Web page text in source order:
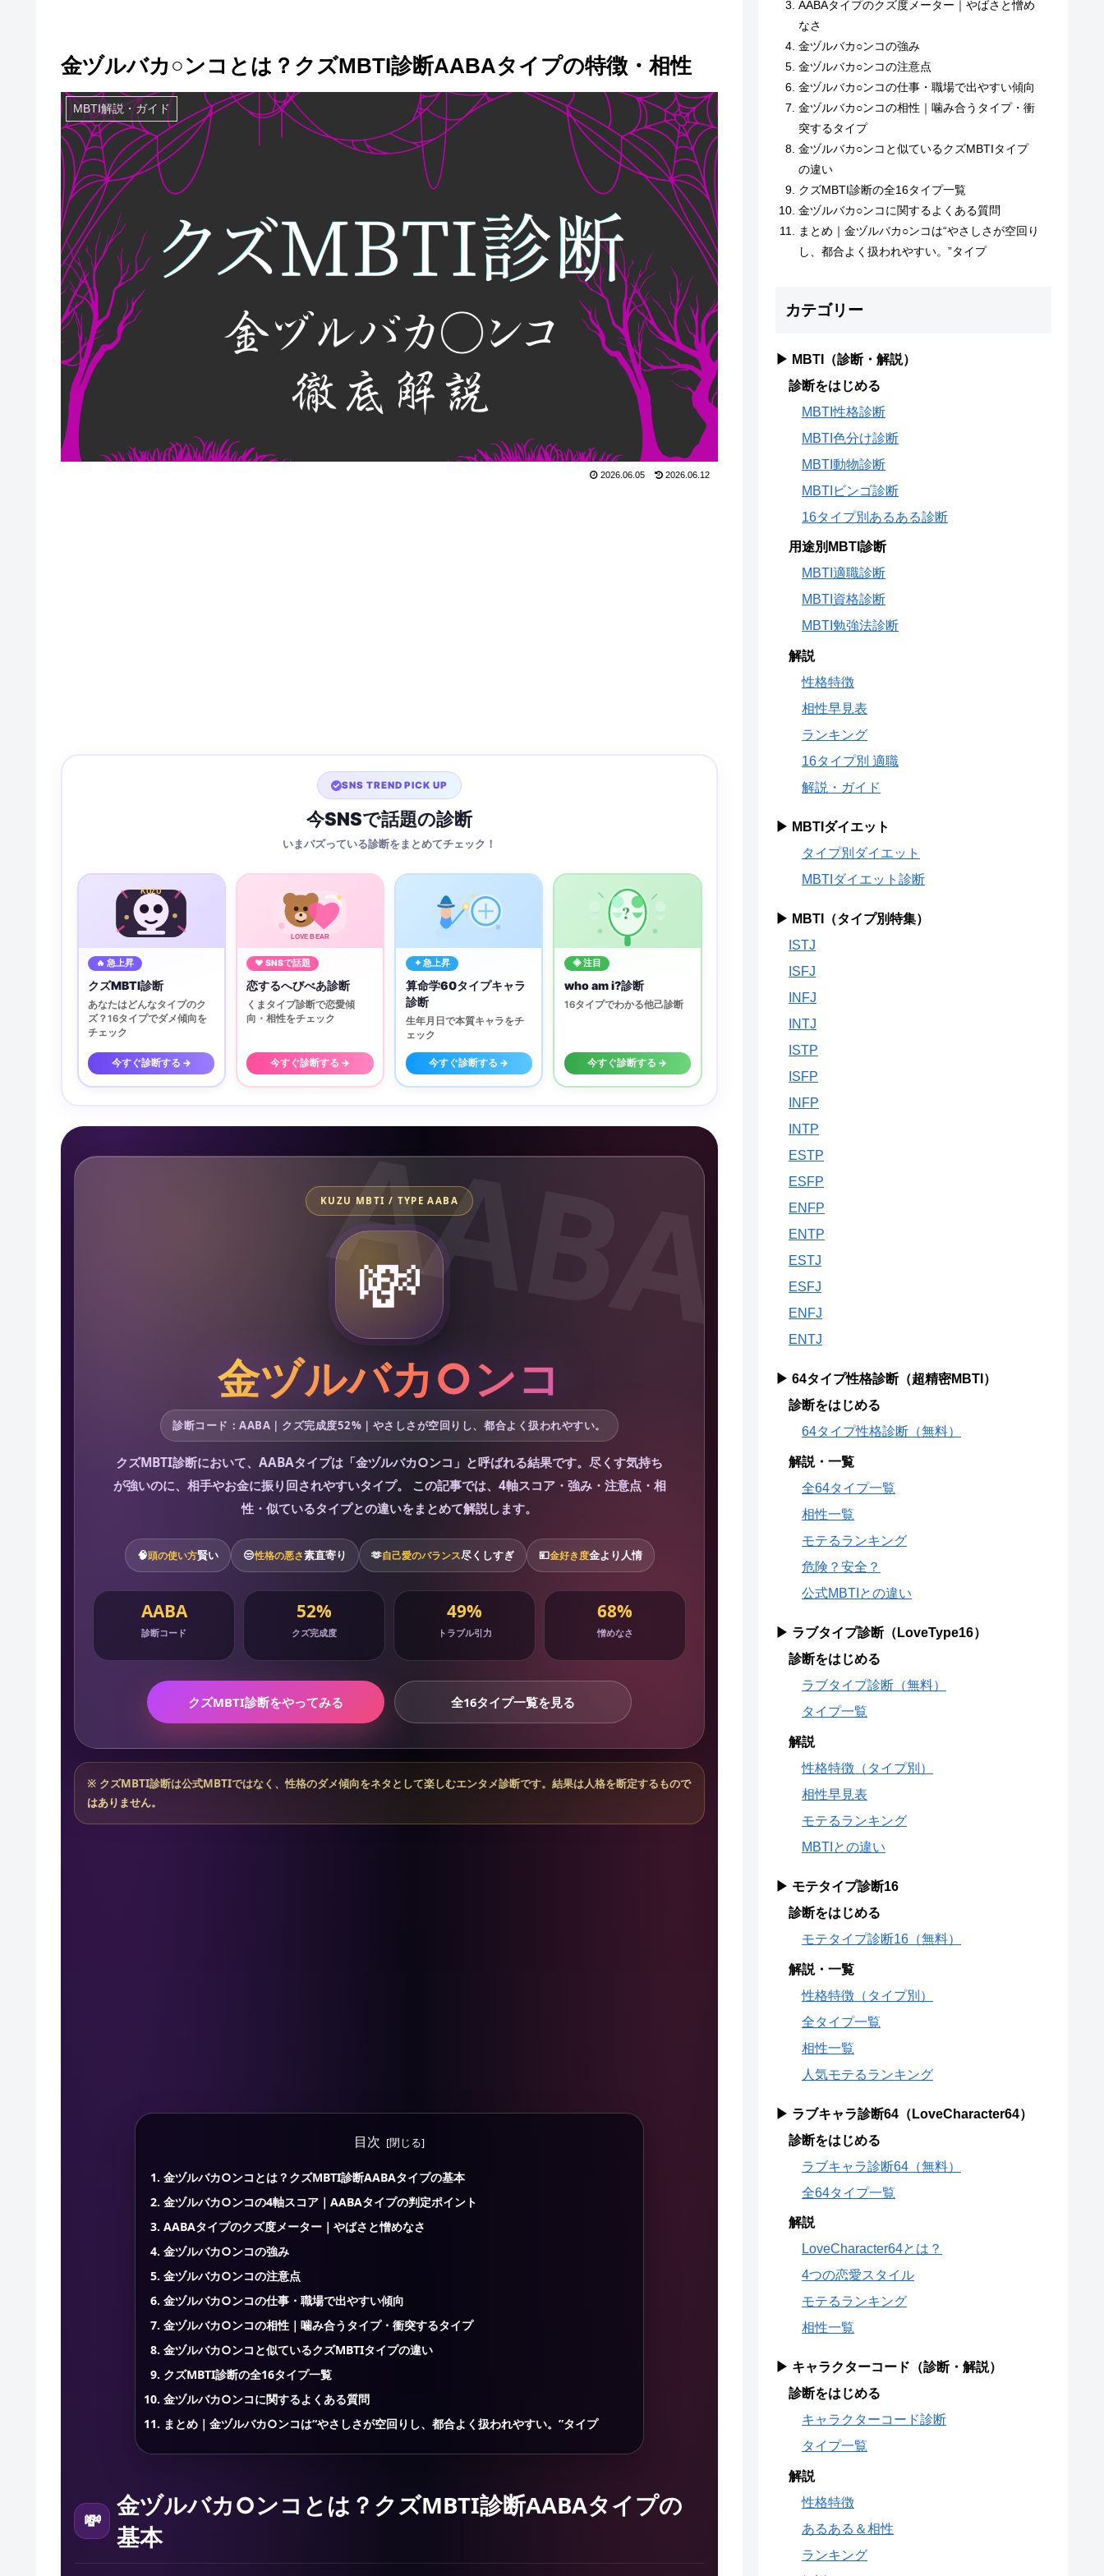
金ヅルバカ○ンコとは？クズMBTI診断AABAタイプの特徴・相性
MBTI解説・ガイド
2026.06.05 2026.06.12
SNS TREND PICK UP
今SNSで話題の診断
いまバズっている診断をまとめてチェック！
KUZU
🔥 急上昇
クズMBTI診断
あなたはどんなタイプのク
ズ？16タイプでダメ傾向を
チェック
今すぐ診断する →
LOVE BEAR
♥ SNSで話題
恋するへびべあ診断
くまタイプ診断で恋愛傾
向・相性をチェック
今すぐ診断する →
✦ 急上昇
算命学60タイプキャラ
診断
生年月日で本質キャラをチ
ェック
今すぐ診断する →
?
◈ 注目
who am i?診断
16タイプでわかる他己診断
今すぐ診断する →
KUZU MBTI / TYPE AABA
💸
金ヅルバカ○ンコ
診断コード：AABA｜クズ完成度52%｜やさしさが空回りし、都合よく扱われやすい。
クズMBTI診断において、AABAタイプは「金ヅルバカ○ンコ」と呼ばれる結果です。尽くす気持ち
が強いのに、相手やお金に振り回されやすいタイプ。 この記事では、4軸スコア・強み・注意点・相
性・似ているタイプとの違いをまとめて解説します。
🧠頭の使い方賢い 😒性格の悪さ素直寄り 🫶自己愛のバランス尽くしすぎ 💴金好き度金より人情
AABA
診断コード
52%
クズ完成度
49%
トラブル引力
68%
憎めなさ
クズMBTI診断をやってみる 全16タイプ一覧を見る
※ クズMBTI診断は公式MBTIではなく、性格のダメ傾向をネタとして楽しむエンタメ診断です。結果は人格を断定するもので
はありません。
目次
金ヅルバカ○ンコとは？クズMBTI診断AABAタイプの基本
金ヅルバカ○ンコの4軸スコア｜AABAタイプの判定ポイント
AABAタイプのクズ度メーター｜やばさと憎めなさ
金ヅルバカ○ンコの強み
金ヅルバカ○ンコの注意点
金ヅルバカ○ンコの仕事・職場で出やすい傾向
金ヅルバカ○ンコの相性｜噛み合うタイプ・衝突するタイプ
金ヅルバカ○ンコと似ているクズMBTIタイプの違い
クズMBTI診断の全16タイプ一覧
金ヅルバカ○ンコに関するよくある質問
まとめ｜金ヅルバカ○ンコは“やさしさが空回りし、都合よく扱われやすい。”タイプ
金ヅルバカ○ンコとは？クズMBTI診断AABAタイプの
基本
AABAタイプのクズ度メーター｜やばさと憎め
なさ
金ヅルバカ○ンコの強み
金ヅルバカ○ンコの注意点
金ヅルバカ○ンコの仕事・職場で出やすい傾向
金ヅルバカ○ンコの相性｜噛み合うタイプ・衝
突するタイプ
金ヅルバカ○ンコと似ているクズMBTIタイプ
の違い
クズMBTI診断の全16タイプ一覧
金ヅルバカ○ンコに関するよくある質問
まとめ｜金ヅルバカ○ンコは“やさしさが空回り
し、都合よく扱われやすい。”タイプ
カテゴリー
▶ MBTI（診断・解説）
診断をはじめる
MBTI性格診断
MBTI色分け診断
MBTI動物診断
MBTIビンゴ診断
16タイプ別あるある診断
用途別MBTI診断
MBTI適職診断
MBTI資格診断
MBTI勉強法診断
解説
性格特徴
相性早見表
ランキング
16タイプ別 適職
解説・ガイド
▶ MBTIダイエット
タイプ別ダイエット
MBTIダイエット診断
▶ MBTI（タイプ別特集）
ISTJ
ISFJ
INFJ
INTJ
ISTP
ISFP
INFP
INTP
ESTP
ESFP
ENFP
ENTP
ESTJ
ESFJ
ENFJ
ENTJ
▶ 64タイプ性格診断（超精密MBTI）
診断をはじめる
64タイプ性格診断（無料）
解説・一覧
全64タイプ一覧
相性一覧
モテるランキング
危険？安全？
公式MBTIとの違い
▶ ラブタイプ診断（LoveType16）
診断をはじめる
ラブタイプ診断（無料）
タイプ一覧
解説
性格特徴（タイプ別）
相性早見表
モテるランキング
MBTIとの違い
▶ モテタイプ診断16
診断をはじめる
モテタイプ診断16（無料）
解説・一覧
性格特徴（タイプ別）
全タイプ一覧
相性一覧
人気モテるランキング
▶ ラブキャラ診断64（LoveCharacter64）
診断をはじめる
ラブキャラ診断64（無料）
全64タイプ一覧
解説
LoveCharacter64とは？
4つの恋愛スタイル
モテるランキング
相性一覧
▶ キャラクターコード（診断・解説）
診断をはじめる
キャラクターコード診断
タイプ一覧
解説
性格特徴
あるある＆相性
ランキング